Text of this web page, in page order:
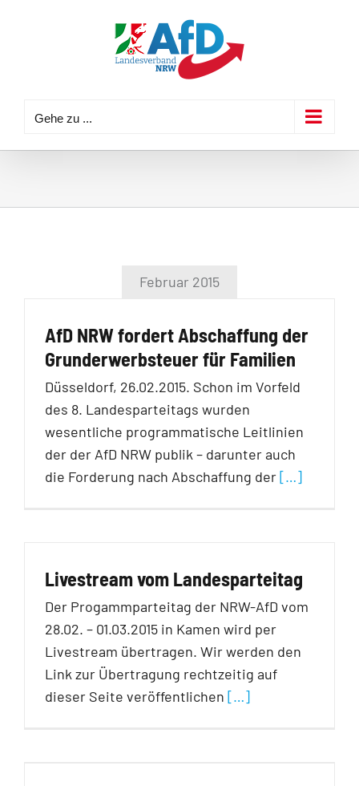
Gehe zu ...
Februar 2015
AfD NRW fordert Abschaffung der
Grunderwerbsteuer für Familien
Düsseldorf, 26.02.2015. Schon im Vorfeld
des 8. Landesparteitags wurden
wesentliche programmatische Leitlinien
der der AfD NRW publik – darunter auch
die Forderung nach Abschaffung der[…]
Livestream vom Landesparteitag
Der Progammparteitag der NRW-AfD vom
28.02. – 01.03.2015 in Kamen wird per
Livestream übertragen. Wir werden den
Link zur Übertragung rechtzeitig auf
dieser Seite veröffentlichen […]